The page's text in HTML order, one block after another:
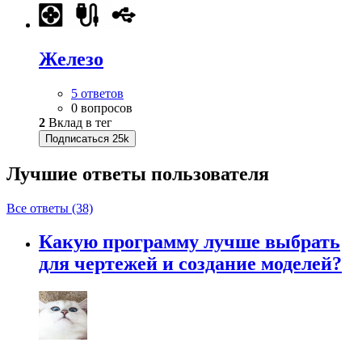
Железо
5 ответов
0 вопросов
2 Вклад в тег
Подписаться 25k
Лучшие ответы пользователя
Все ответы (38)
Какую программу лучше выбрать
для чертежей и создание моделей?